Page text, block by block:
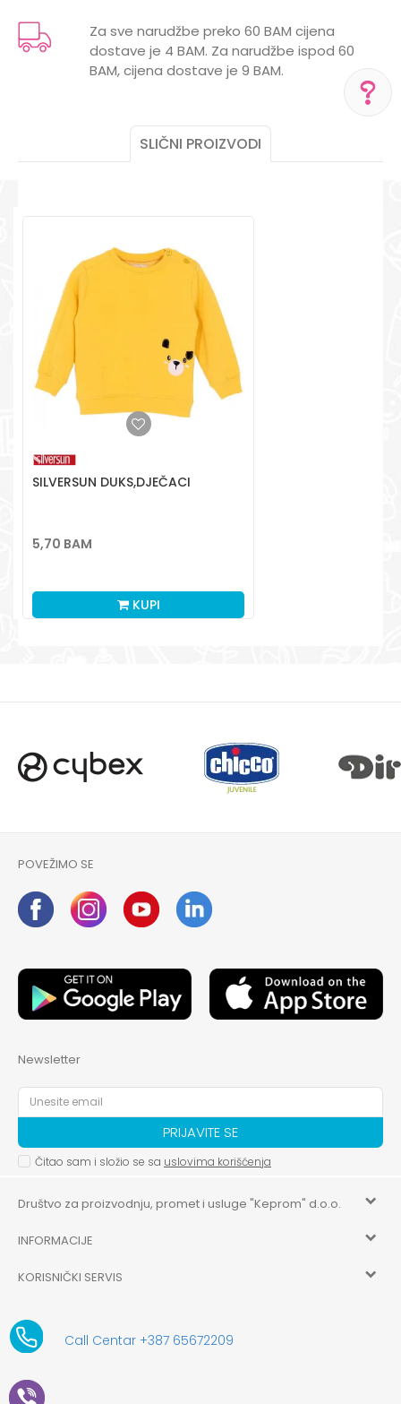
POMOĆ PRI KUPOVINI
Pišite nam
aksaonlinebih@aksabih.ba
POL
MUŠKI
Za sve narudžbe preko 60 BAM cijena
dostave je 4 BAM. Za narudžbe ispod 60
BAM, cijena dostave je 9 BAM.
SLIČNI PROIZVODI
SILVERSUN DUKS,DJEČACI
5,70 BAM
KUPI
POVEŽIMO SE
Newsletter
PRIJAVITE SE
Čitao sam i složio se sa uslovima korišćenja
Društvo za proizvodnju, promet i usluge "Keprom" d.o.o.
HILANDARSKA 32, ISTOČNO NOVO SARAJEVO, ISTOČNO
aksaonlinebih@aksabih.ba
5514802214205743
61-01-0052-11
INFORMACIJE
Zaposlenje
KORISNIČKI SERVIS
Uslovi korišćenja i prodaje
Call Centar +387 65672209